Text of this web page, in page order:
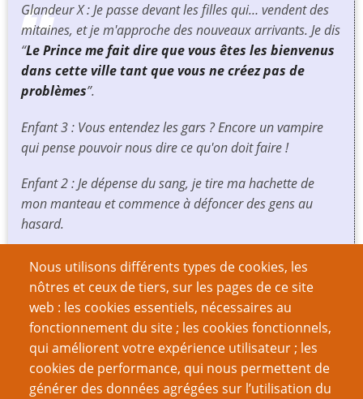
Glandeur X : Je passe devant les filles qui… vendent des
mitaines, et je m'approche des nouveaux arrivants. Je dis
“Le Prince me fait dire que vous êtes les bienvenus
dans cette ville tant que vous ne créez pas de
problèmes”.
Enfant 3 : Vous entendez les gars ? Encore un vampire
qui pense pouvoir nous dire ce qu'on doit faire !
Enfant 2 : Je dépense du sang, je tire ma hachette de
mon manteau et commence à défoncer des gens au
hasard.
Enfant 3 : Radical !
Moi : Une hachette ?
Enfant 2 : T'as accepté. Regarde là :small AXE(petite
hache).
Francesca : AB3, c'est quoi ce bordel ?
Nous utilisons différents types de cookies, les
nôtres et ceux de tiers, sur les pages de ce site
web : les cookies essentiels, nécessaires au
fonctionnement du site ; les cookies fonctionnels,
qui améliorent votre expérience utilisateur ; les
cookies de performance, qui nous permettent de
générer des données agrégées sur l’utilisation du